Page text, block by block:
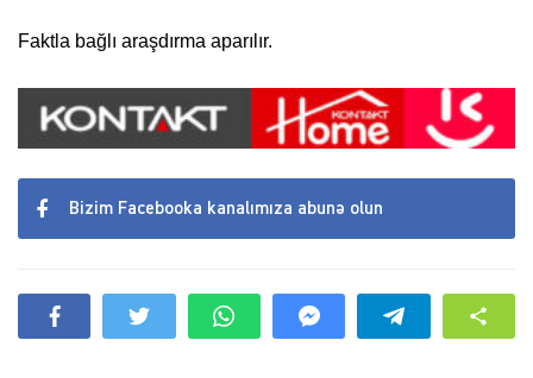
Faktla bağlı araşdırma aparılır.
Bizim Facebooka kanalımıza abunə olun